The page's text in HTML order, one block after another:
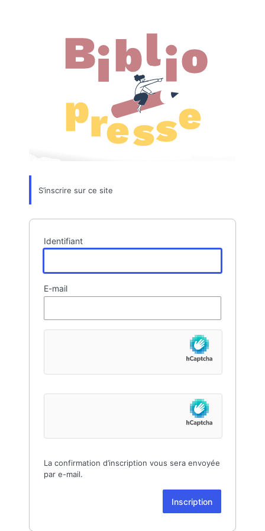
S’inscrire sur ce site
Identifiant
E-mail
La confirmation d’inscription vous sera envoyée
par e-mail.